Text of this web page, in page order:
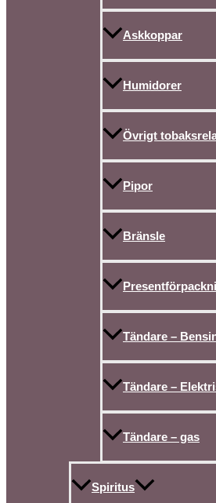
Askkoppar
Humidorer
Övrigt
Pipor
Bränsle
Tändare –
Tändare –
Tändare – gas
Spiritus